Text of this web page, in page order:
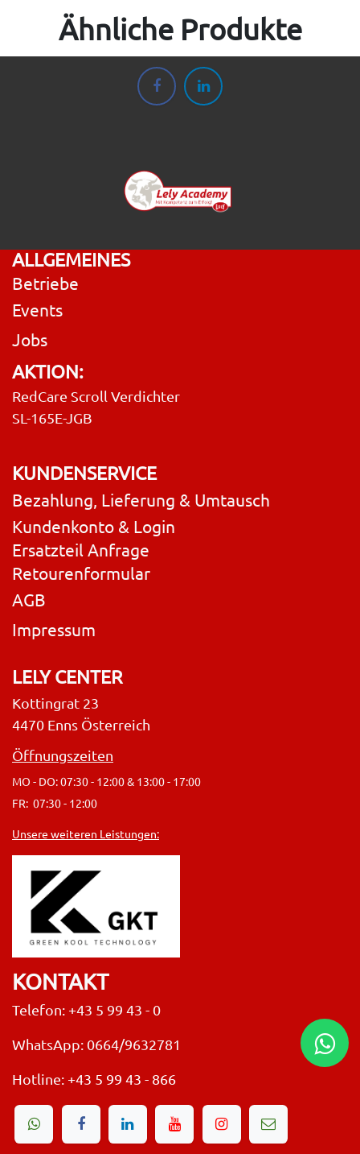
Ähnliche Produkte
ALLGEMEINES
Betriebe
Events
Jobs
AKTION:
RedCare Scroll Verdichter
SL-165E-JGB
KUNDENSERVICE
Bezahlung, Lieferung & Umtausch
Kundenkonto & Login
Ersatzteil Anfrage
Retourenformular
AGB
Impressum
LELY CENTER
Kottingrat 23
4470 Enns Österreich
Öffnungszeiten
MO - DO: 07:30 - 12:00 & 13:00 - 17:00
FR: 07:30 - 12:00
Unsere weiteren Leistungen:
KONTAKT
Telefon: +43 5 99 43 - 0
WhatsApp: 0664/9632781
Hotline: +43 5 99 43 - 866